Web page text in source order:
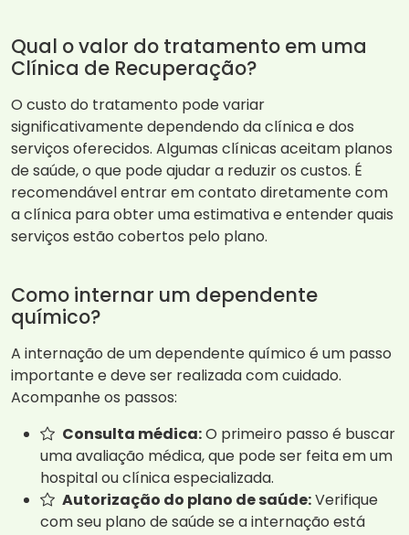
Qual o valor do tratamento em uma
Clínica de Recuperação?
O custo do tratamento pode variar
significativamente dependendo da clínica e dos
serviços oferecidos. Algumas clínicas aceitam planos
de saúde, o que pode ajudar a reduzir os custos. É
recomendável entrar em contato diretamente com
a clínica para obter uma estimativa e entender quais
serviços estão cobertos pelo plano.
Como internar um dependente
químico?
A internação de um dependente químico é um passo
importante e deve ser realizada com cuidado.
Acompanhe os passos:
Consulta médica:O primeiro passo é buscar
uma avaliação médica, que pode ser feita em um
hospital ou clínica especializada.
Autorização do plano de saúde:Verifique
com seu plano de saúde se a internação está